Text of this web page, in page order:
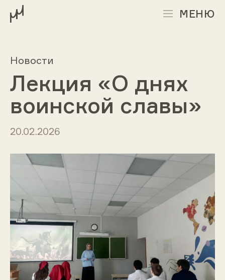
МЕНЮ
Новости
Лекция «О днях
воинской славы»
20.02.2026